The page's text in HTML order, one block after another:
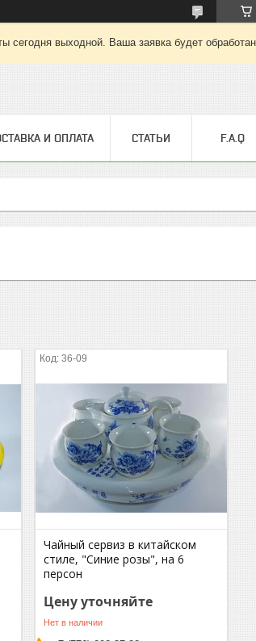
сегодня выходной. Ваша заявка будет
И ОПЛАТА СТАТЬИ F.A.Q
36-09
Чайный сервиз в китайском
стиле, "Синие розы", на 6
персон
Цену уточняйте
Нет в наличии